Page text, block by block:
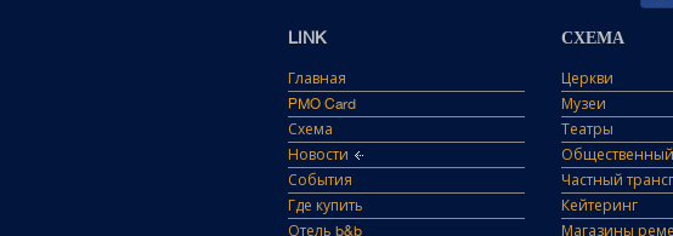
LINK
Главная
PMO Card
Схема
Новости
События
Где купить
Отель b&b
СХЕМА
Церкви
Музеи
Театры
Частный
Кейтеринг
Магазины